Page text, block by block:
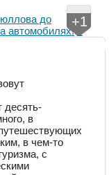
до
автомобилях!
+1
десять-
в
в чем-то
с